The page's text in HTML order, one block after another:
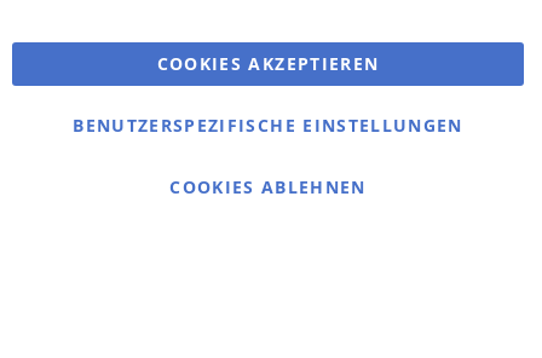
Bestellungen und Rücksendungen
Kontaktieren Sie uns
Cookie Einstellungen
COOKIES AKZEPTIEREN
BENUTZERSPEZIFISCHE EINSTELLUNGEN
COOKIES ABLEHNEN